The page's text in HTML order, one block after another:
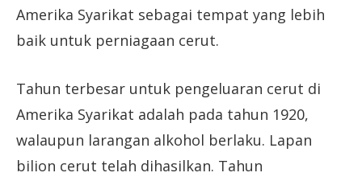
Amerika Syarikat sebagai tempat yang lebih
baik untuk perniagaan cerut.
Tahun terbesar untuk pengeluaran cerut di
Amerika Syarikat adalah pada tahun 1920,
walaupun larangan alkohol berlaku. Lapan
bilion cerut telah dihasilkan. Tahun